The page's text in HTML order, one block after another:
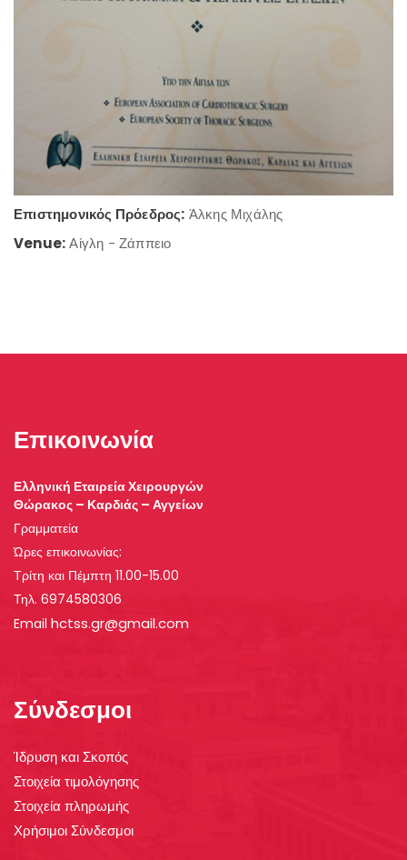
Επιστημονικός Πρόεδρος: Άλκης Μιχάλης
Venue:Αίγλη - Ζάππειο
Επικοινωνία
Ελληνική Εταιρεία Χειρουργών
Θώρακος – Καρδιάς – Αγγείων
Γραμματεία
Ώρες επικοινωνίας:
Τρίτη και Πέμπτη 11.00-15.00
Τηλ. 6974580306
Email hctss.gr@gmail.com
Σύνδεσμοι
Ίδρυση και Σκοπός
Στοιχεία τιμολόγησης
Στοιχεία πληρωμής
Χρήσιμοι Σύνδεσμοι